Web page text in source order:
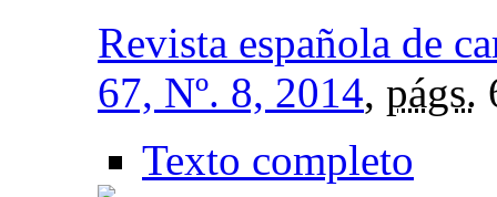
Revista española de
67, Nº. 8, 2014, págs.
Texto completo